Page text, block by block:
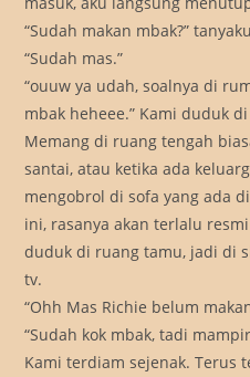
“Sudah makan mbak?”
“Sudah mas.”
“ouuw ya udah, soalnya di
mbak heheee.” Kami duduk
Memang di ruang tengah
santai, atau ketika ada
mengobrol di sofa yang ada
ini, rasanya akan terlalu
duduk di ruang tamu, jadi di
tv.
“Ohh Mas Richie belum
“Sudah kok mbak, tadi
Kami terdiam sejenak. Terus